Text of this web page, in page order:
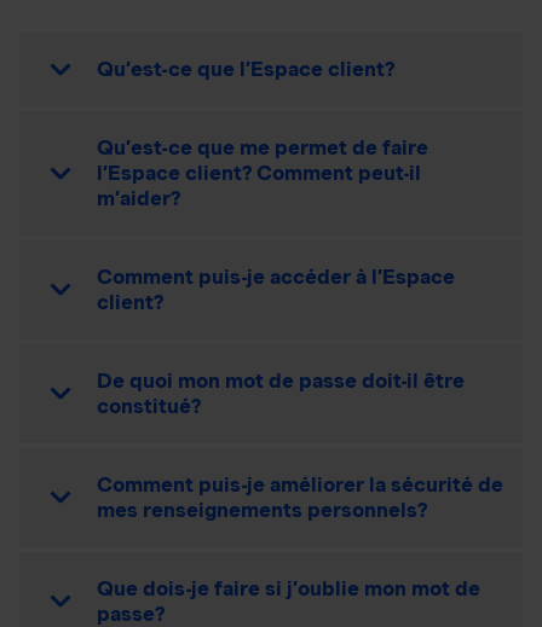
Qu’est-ce que l’Espace client?
Qu’est-ce que me permet de faire
l’Espace client? Comment peut-il
m’aider?
Comment puis-je accéder à l’Espace
client?
De quoi mon mot de passe doit-il être
constitué?
Comment puis-je améliorer la sécurité de
mes renseignements personnels?
Que dois-je faire si j’oublie mon mot de
passe?